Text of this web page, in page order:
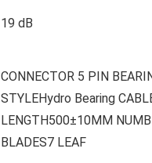
19 dB
CONNECTOR 5 PIN
STYLEHydro Bearing
LENGTH500±10MM
BLADES7 LEAF